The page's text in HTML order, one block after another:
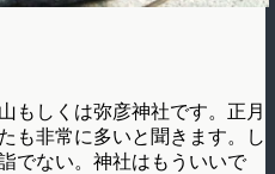
もしくは弥彦神社です。正月
も非常に多いと聞きます。し
でない。神社はもういいで